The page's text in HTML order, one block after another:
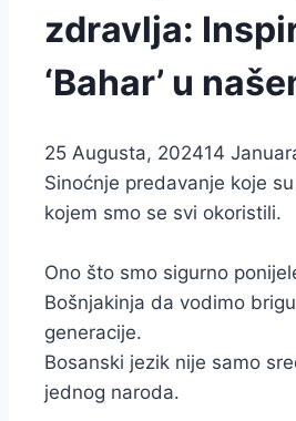
zdravlja:
‘Bahar’ u
25 Augusta, 202414
Sinoćnje predavanje koje
kojem smo se svi okoristili.
Ono što smo sigurno
Bošnjakinja da vodimo
generacije.
Bosanski jezik nije samo
jednog naroda.